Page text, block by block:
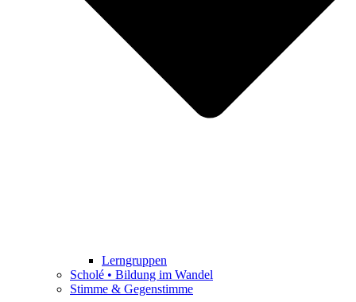
Lerngruppen
Scholé • Bildung im Wandel
Stimme & Gegenstimme